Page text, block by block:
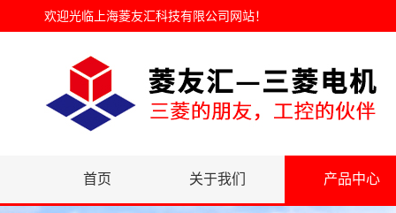
欢迎光临 上海菱友汇科技有限公司网站！
首页 关于我们 产品中心